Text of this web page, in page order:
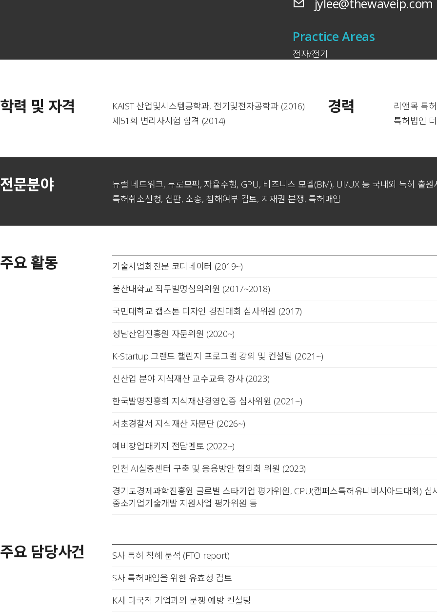
jylee@thewaveip.com
Practice Areas
전자/전기
학력 및 자격
KAIST 산업및시스템공학과, 전기및전자공학과 (2016)
제51회 변리사시험 합격 (2014)
경력
리앤목 특
특허법인
전문분야
뉴럴 네트워크, 뉴로모픽, 자율주행, GPU, 비즈니스 모델(BM), UI/UX 등 국내외 특허 출
특허취소신청, 심판, 소송, 침해여부 검토, 지재권 분쟁, 특허매입
주요 활동
기술사업화전문 코디네이터 (2019~)
울산대학교 직무발명심의위원 (2017~2018)
국민대학교 캡스톤 디자인 경진대회 심사위원 (2017)
성남산업진흥원 자문위원 (2020~)
K-Startup 그랜드 챌린지 프로그램 강의 및 컨설팅 (2021~)
신산업 분야 지식재산 교수교육 강사 (2023)
한국발명진흥회 지식재산경영인증 심사위원 (2021~)
서초경찰서 지식재산 자문단 (2026~)
예비창업패키지 전담멘토 (2022~)
인천 AI실증센터 구축 및 응용방안 협의회 위원 (2023)
경기도경제과학진흥원 글로벌 스타기업 평가위원, CPU(캠퍼스특허유니버시아드대회) 심
중소기업기술개발 지원사업 평가위원 등
주요 담당사건
S사 특허 침해 분석 (FTO report)
S사 특허매입을 위한 유효성 검토
K사 다국적 기업과의 분쟁 예방 컨설팅